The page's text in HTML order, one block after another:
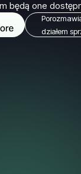
będą one
działem